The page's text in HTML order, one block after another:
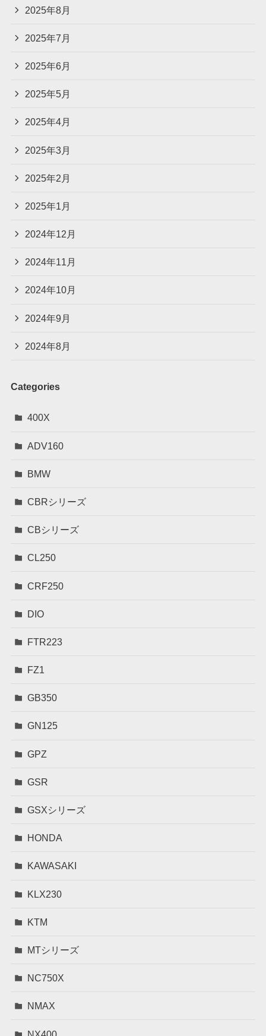
2025年8月
2025年7月
2025年6月
2025年5月
2025年4月
2025年3月
2025年2月
2025年1月
2024年12月
2024年11月
2024年10月
2024年9月
2024年8月
Categories
400X
ADV160
BMW
CBRシリーズ
CBシリーズ
CL250
CRF250
DIO
FTR223
FZ1
GB350
GN125
GPZ
GSR
GSXシリーズ
HONDA
KAWASAKI
KLX230
KTM
MTシリーズ
NC750X
NMAX